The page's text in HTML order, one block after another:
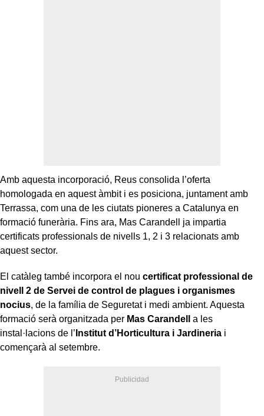
Amb aquesta incorporació, Reus consolida l’oferta
homologada en aquest àmbit i es posiciona, juntament amb
Terrassa, com una de les ciutats pioneres a Catalunya en
formació funerària. Fins ara, Mas Carandell ja impartia
certificats professionals de nivells 1, 2 i 3 relacionats amb
aquest sector.
El catàleg també incorpora el nou certificat professional de
nivell 2 de Servei de control de plagues i organismes
nocius, de la família de Seguretat i medi ambient. Aquesta
formació serà organitzada per Mas Carandell
a les
instal·lacions de l’ Institut d’Horticultura i Jardineria i
començarà al setembre.